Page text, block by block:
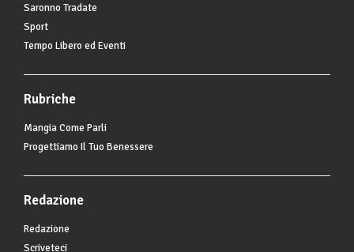
Saronno Tradate
Sport
Tempo Libero ed Eventi
Rubriche
Mangia Come Parli
Progettiamo Il Tuo Benessere
Redazione
Redazione
Scriveteci